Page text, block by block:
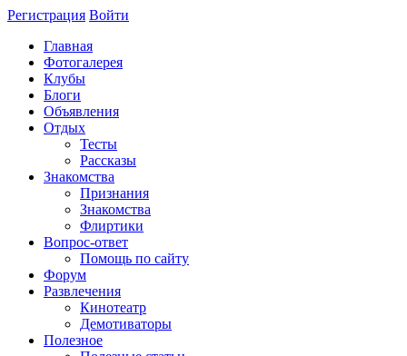
Регистрация Войти
Главная
Фотогалерея
Клубы
Блоги
Объявления
Отдых
Тесты
Рассказы
Знакомства
Признания
Знакомства
Флиртики
Вопрос-ответ
Помощь по сайту
Форум
Развлечения
Кинотеатр
Демотиваторы
Полезное